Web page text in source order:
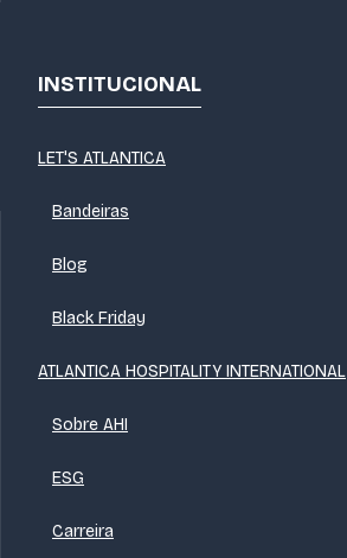
INSTITUCIONAL
LET'S ATLANTICA
Bandeiras
Blog
Black Friday
ATLANTICA HOSPITALITY INTERNATIONAL
Sobre AHI
ESG
Carreira